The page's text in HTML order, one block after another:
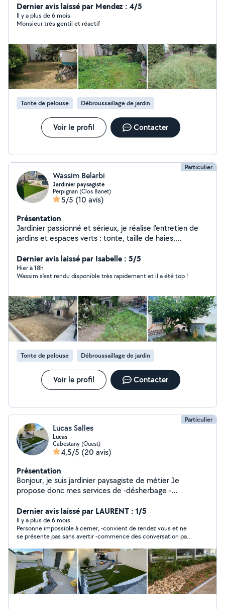
Dernier avis laissé par Mendez : 4/5
Il y a plus de 6 mois
Monsieur très gentil et réactif
Tonte de pelouse Débroussaillage de jardin
Voir le profil Contacter
Particulier
Wassim Belarbi
Jardinier paysagiste
Perpignan (Clos Banet)
5/5 (10 avis)
Présentation
Jardinier passionné et sérieux, je réalise l'entretien de
jardins et espaces verts : tonte, taille de haies,
travaux d'aménagement extérieur. Travail soigné,
ponctuel et à l'écoute de vos besoins. N'hésitez pas à
me contacter pour discuter de votre projet.
Dernier avis laissé par Isabelle : 5/5
Hier à 18h
Wassim s’est rendu disponible très rapidement et il a été top !
Tonte de pelouse Débroussaillage de jardin
Voir le profil Contacter
Particulier
Lucas Salles
Lucas
Cabestany (Ouest)
4,5/5 (20 avis)
Présentation
Bonjour, je suis jardinier paysagiste de métier Je
propose donc mes services de -désherbage -
que de petite création.
Dernier avis laissé par LAURENT : 1/5
Il y a plus de 6 mois
Personne impossible à cerner, -convient de rendez vous et ne
se présente pas sans avertir -commence des conversation par
et vous laisse en plan sans explication. Pas très fiable, à éviter.